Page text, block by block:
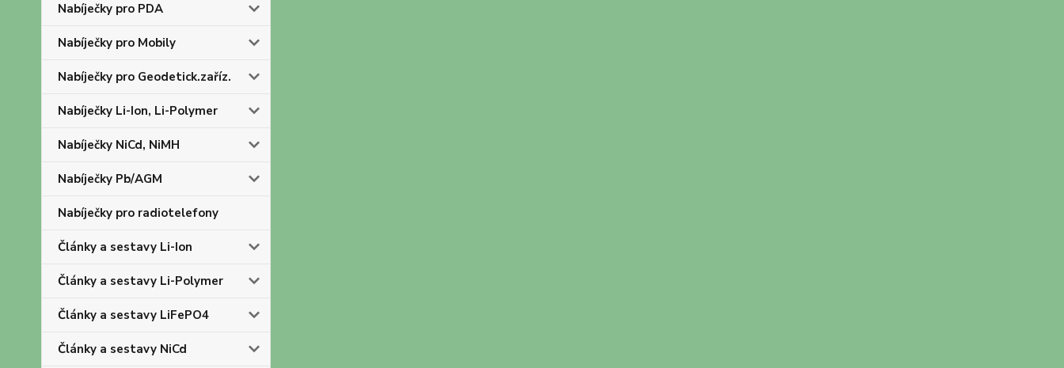
Nabíječky pro PDA
Nabíječky pro Mobily
Nabíječky pro Geodetick.zaříz.
Nabíječky Li-Ion, Li-Polymer
Nabíječky NiCd, NiMH
Nabíječky Pb/AGM
Nabíječky pro radiotelefony
Články a sestavy Li-Ion
Články a sestavy Li-Polymer
Články a sestavy LiFePO4
Články a sestavy NiCd